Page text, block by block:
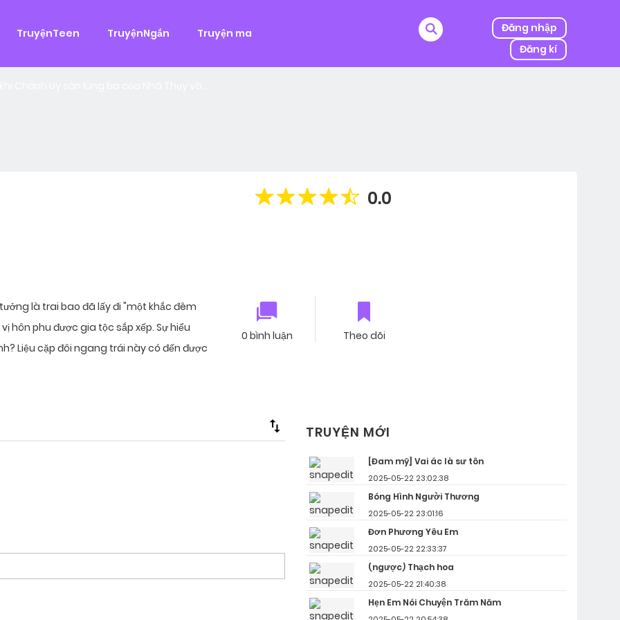
TruyệnTeen TruyệnNgắn Truyện ma
Đăng nhập
Đăng kí
Hùng, một tên cướp biển chân chính. Cho đến một ngày, cô bị kẻ thù của ba mình bắt cóc, người được mệnh danh
0.0
là trai bao đã lấy đi "một khắc đêm
hôn phu được gia tộc sắp xếp. Sự hiểu
Liệu cặp đôi ngang trái này có đến được
0 bình luận Theo dõi
TRUYỆN MỚI
[Đam mỹ] Vai ác là sư tôn
2025-05-22 23:02:38
Bóng Hình Người Thương
2025-05-22 23:01:16
Đơn Phương Yêu Em
2025-05-22 22:33:37
(ngược) Thạch hoa
2025-05-22 21:40:38
Hẹn Em Nói Chuyện Trăm Năm